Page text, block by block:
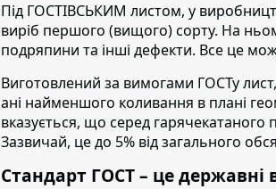
Під ГОСТІВСЬКИМ листом, у
виріб першого (вищого) сорту. На
подряпини та інші дефекти. Все це
Виготовлений за вимогами ГОСТу лист,
ані найменшого коливання в плані
вказується, що серед гарячекатаного
Зазвичай, це до 5% від загального
Стандарт ГОСТ – це державні